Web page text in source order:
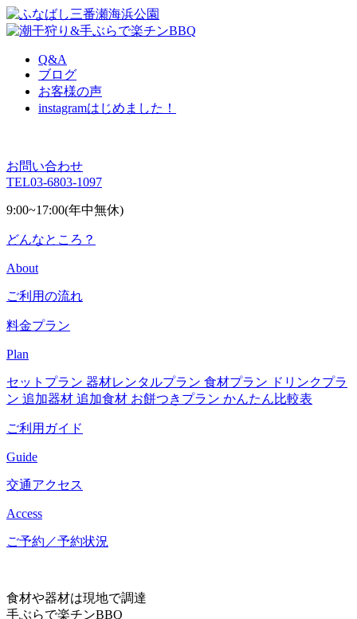
Q&A
ブログ
お客様の声
instagramはじめました！
お問い合わせ
TEL03-6803-1097
9:00~17:00(年中無休)
どんなところ？
About
ご利用の流れ
料金プラン
Plan
セットプラン 器材レンタルプラン 食材プラン ドリンクプラ
ン 追加器材 追加食材 お餅つきプラン かんたん比較表
ご利用ガイド
Guide
交通アクセス
Access
ご予約／予約状況
食材や器材は現地で調達
手ぶらで楽チンBBQ